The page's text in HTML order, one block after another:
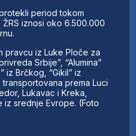
period tokom
iznosi oko 6.500.000
pravcu iz Luke Ploče za
Srbije”, “Alumina”
iz Brčkog, “Gikil” iz
prema Luci
Lukavac i Kreka,
iz srednje Evrope. (Foto